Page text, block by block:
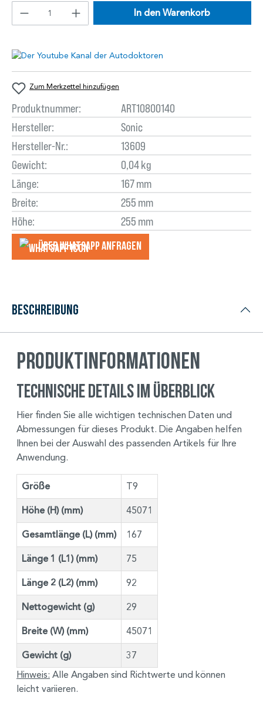
In den Warenkorb
Zum Merkzettel hinzufügen
Produktnummer:
ART10800140
Hersteller:
Sonic
Hersteller-Nr.:
13609
Gewicht:
0,04 kg
Länge:
167 mm
Breite:
255 mm
Höhe:
255 mm
Über WhatsApp anfragеn
Beschreibung
Produktinformationen
Technische Details im Überblick
Hier finden Sie alle wichtigen technischen Daten und
Abmessungen für dieses Produkt. Die Angaben helfen
Ihnen bei der Auswahl des passenden Artikels für Ihre
Anwendung.
Größe T9
Höhe (H) (mm) 45071
Gesamtlänge (L) (mm) 167
Länge 1 (L1) (mm) 75
Länge 2 (L2) (mm) 92
Nettogewicht (g) 29
Breite (W) (mm) 45071
Gewicht (g)
37
Hinweis: Alle Angaben sind Richtwerte und können
leicht variieren.